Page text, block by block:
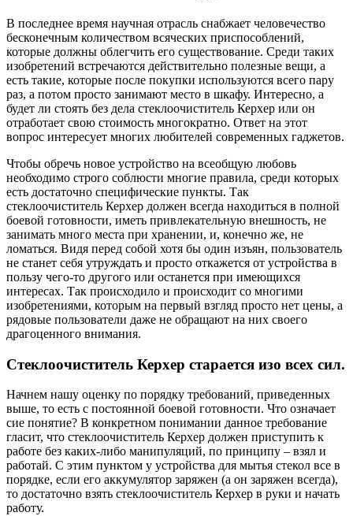
В последнее время научная отрасль снабжает человечество
бесконечным количеством всяческих приспособлений,
которые должны облегчить его существование. Среди таких
изобретений встречаются действительно полезные вещи, а
есть такие, которые после покупки используются всего пару
раз, а потом просто занимают место в шкафу. Интересно, а
будет ли стоять без дела стеклоочиститель Керхер или он
отработает свою стоимость многократно. Ответ на этот
вопрос интересует многих любителей современных гаджетов.
Чтобы обречь новое устройство на всеобщую любовь
необходимо строго соблюсти многие правила, среди которых
есть достаточно специфические пункты. Так
стеклоочиститель Керхер должен всегда находиться в полной
боевой готовности, иметь привлекательную внешность, не
занимать много места при хранении, и, конечно же, не
ломаться. Видя перед собой хотя бы один изъян, пользователь
не станет себя утруждать и просто откажется от устройства в
пользу чего-то другого или останется при имеющихся
интересах. Так происходило и происходит со многими
изобретениями, которым на первый взгляд просто нет цены, а
рядовые пользователи даже не обращают на них своего
драгоценного внимания.
Стеклоочиститель Керхер старается изо всех сил.
Начнем нашу оценку по порядку требований, приведенных
выше, то есть с постоянной боевой готовности. Что означает
сие понятие? В конкретном понимании данное требование
гласит, что стеклоочиститель Керхер должен приступить к
работе без каких-либо манипуляций, по принципу – взял и
работай. С этим пунктом у устройства для мытья стекол все в
порядке, если его аккумулятор заряжен (а он заряжен всегда),
то достаточно взять стеклоочиститель Керхер в руки и начать
работу.